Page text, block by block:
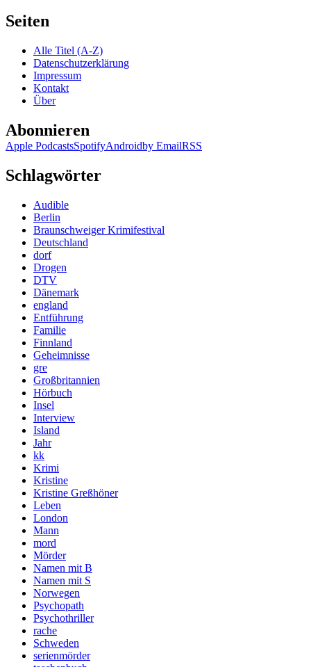
Seiten
Alle Titel (A-Z)
Datenschutzerklärung
Impressum
Kontakt
Über
Abonnieren
Apple PodcastsSpotifyAndroidby EmailRSS
Schlagwörter
Audible
Berlin
Braunschweiger Krimifestival
Deutschland
dorf
Drogen
DTV
Dänemark
england
Entführung
Familie
Finnland
Geheimnisse
gre
Großbritannien
Hörbuch
Insel
Interview
Island
Jahr
kk
Krimi
Kristine
Kristine Greßhöner
Leben
London
Mann
mord
Mörder
Namen mit B
Namen mit S
Norwegen
Psychopath
Psychothriller
rache
Schweden
serienmörder